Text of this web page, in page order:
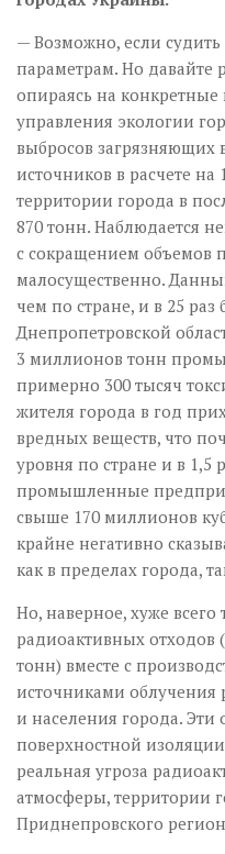
— Возможно, если
параметрам. Но давайте
опираясь на
управления экологии
выбросов загрязняющих
источников в расчете
территории города в
870 тонн. Наблюдается
с сокращением объемов
малосущественно.
чем по стране, и в 25
Днепропетровской
3 миллионов тонн
примерно 300 тысяч
жителя города в год
вредных веществ, что
уровня по стране и в 1,5
промышленные
свыше 170 миллионов
крайне негативно
как в пределах города,
Но, наверное, хуже
радиоактивных отходов
тонн) вместе с
источниками облучения
и населения города.
поверхностной
реальная угроза
атмосферы, территории
Приднепровского